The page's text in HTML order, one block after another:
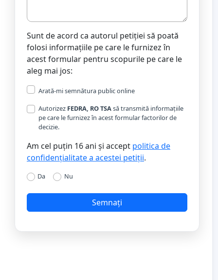
Sunt de acord ca autorul petiției să poată
folosi informațiile pe care le furnizez în
acest formular pentru scopurile pe care le
aleg mai jos:
Arată-mi semnătura public online
Autorizez FEDRA, RO TSAsă transmită informațiile
pe care le furnizez în acest formular factorilor de
decizie.
Am cel puțin 16 ani și accept politica de
confidențialitate a acestei petiții.
Da Nu
Semnați